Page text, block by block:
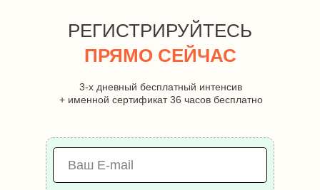
РЕГИСТРИРУЙТЕСЬ
ПРЯМО СЕЙЧАС
3-х дневный бесплатный интенсив
+ именной сертификат 36 часов бесплатно